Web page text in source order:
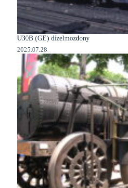
U30B (GE) dízelmozdony
2025.07.28.